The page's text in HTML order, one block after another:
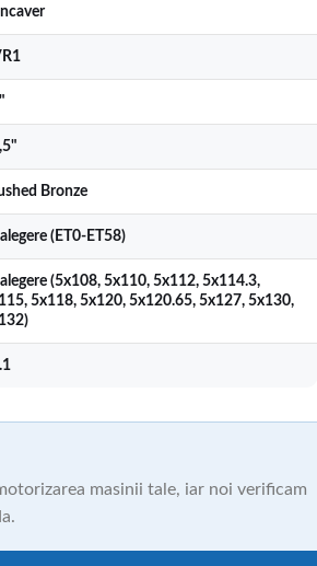
Bronze
alegere (ET0-ET58)
alegere (5x108, 5x110, 5x112, 5x114.3,
5x118, 5x120, 5x120.65, 5x127, 5x130,
masinii tale, iar noi verificam